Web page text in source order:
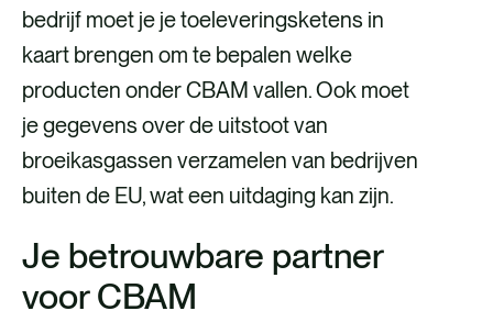
bedrijf moet je je toeleveringsketens in
kaart brengen om te bepalen welke
producten onder CBAM vallen. Ook moet
je gegevens over de uitstoot van
broeikasgassen verzamelen van bedrijven
buiten de EU, wat een uitdaging kan zijn.
Je betrouwbare partner
voor CBAM